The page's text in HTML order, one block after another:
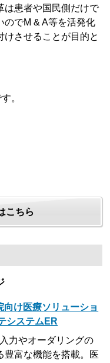
は患者や国民側だけで
のでM & A等を活発化
けさせることが目的と
。
こちら
向け医療ソリューショ
システムER
力やオーダリングの
豊富な機能を搭載。医